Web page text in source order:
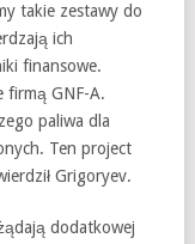
takie zestawy do
ich
finansowe.
firmą GNF-A.
paliwa dla
Ten project
Grigoryev.
dodatkowej